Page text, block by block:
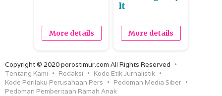
More details
It
More details
Copyright © 2020 porostimur.com All Rights Reserved
Tentang Kami
Redaksi
Kode Etik Jurnalistik
Kode Perilaku Perusahaan Pers
Pedoman Media Siber
Pedoman Pemberitaan Ramah Anak